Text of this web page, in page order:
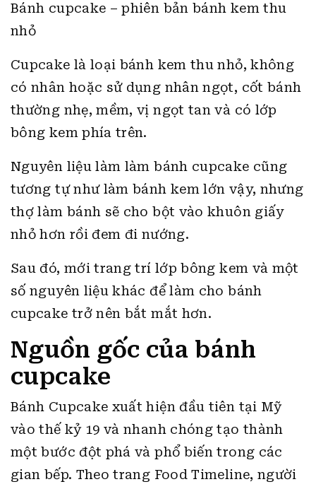
Bánh cupcake – phiên bản bánh kem thu
nhỏ
Cupcake là loại bánh kem thu nhỏ, không
có nhân hoặc sử dụng nhân ngọt, cốt bánh
thường nhẹ, mềm, vị ngọt tan và có lớp
bông kem phía trên.
Nguyên liệu làm làm bánh cupcake cũng
tương tự như làm bánh kem lớn vậy, nhưng
thợ làm bánh sẽ cho bột vào khuôn giấy
nhỏ hơn rồi đem đi nướng.
Sau đó, mới trang trí lớp bông kem và một
số nguyên liệu khác để làm cho bánh
cupcake trở nên bắt mắt hơn.
Nguồn gốc của bánh
cupcake
Bánh Cupcake xuất hiện đầu tiên tại Mỹ
vào thế kỷ 19 và nhanh chóng tạo thành
một bước đột phá và phổ biến trong các
gian bếp. Theo trang Food Timeline, người